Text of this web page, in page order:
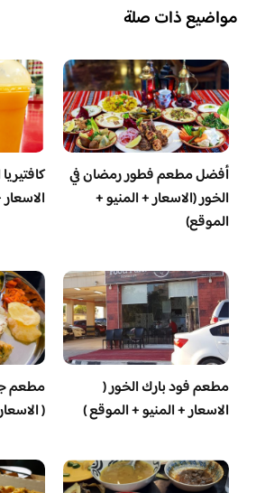
مواضيع ذات صلة
أفضل مطعم فطور رمضان في
الخور (الاسعار + المنيو +
الموقع)
مطعم فود بارك الخور (
الاسعار + المنيو + الموقع )
مطعم
(